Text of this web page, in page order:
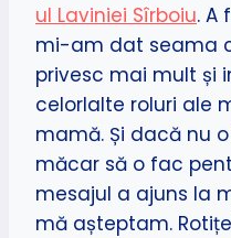
ul Laviniei Sîrboiu. A
mi-am dat seama
privesc mai mult și
celorlalte roluri ale
mamă. Și dacă nu
măcar să o fac
mesajul a ajuns la
mă așteptam.